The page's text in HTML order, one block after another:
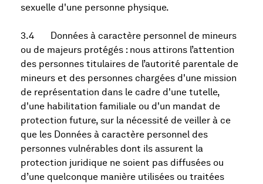
sexuelle d'une personne physique.
3.4 Données à caractère personnel de mineurs
ou de majeurs protégés : nous attirons l’attention
des personnes titulaires de l’autorité parentale de
mineurs et des personnes chargées d'une mission
de représentation dans le cadre d'une tutelle,
d'une habilitation familiale ou d'un mandat de
protection future, sur la nécessité de veiller à ce
que les Données à caractère personnel des
personnes vulnérables dont ils assurent la
protection juridique ne soient pas diffusées ou
d’une quelconque manière utilisées ou traitées